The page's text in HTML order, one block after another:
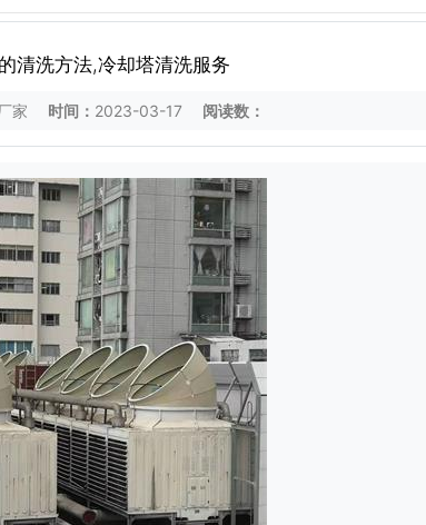
清洗方法,冷却塔清洗服务
家 时间： 2023-03-17 阅读数：